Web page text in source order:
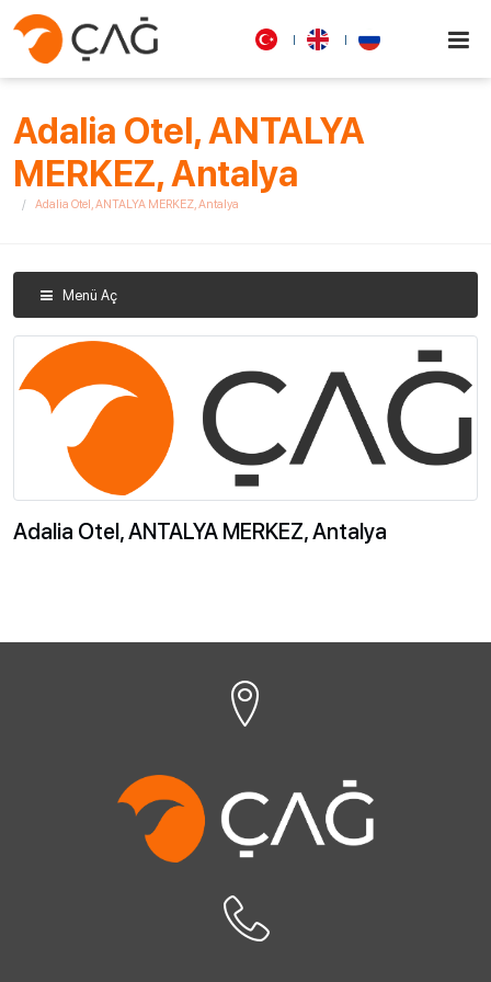
Adalia Otel, ANTALYA
MERKEZ, Antalya
Adalia Otel, ANTALYA MERKEZ, Antalya
Menü Aç
Adalia Otel, ANTALYA MERKEZ, Antalya